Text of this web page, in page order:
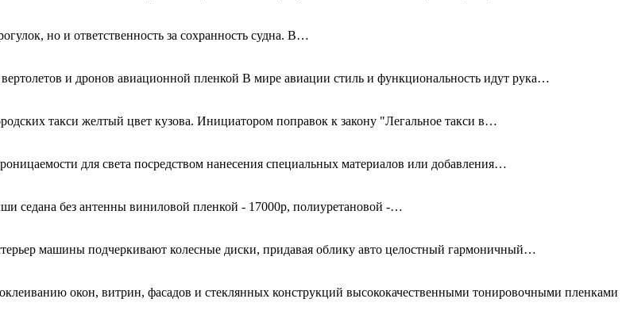
но и ответственность за сохранность судна. В…
и дронов авиационной пленкой В мире авиации стиль и функциональность идут рука…
такси желтый цвет кузова. Инициатором поправок к закону "Легальное такси в…
для света посредством нанесения специальных материалов или добавления…
седана без антенны виниловой пленкой - 17000р, полиуретановой -…
машины подчеркивают колесные диски, придавая облику авто целостный гармоничный…
окон, витрин, фасадов и стеклянных конструкций высококачественными тонировочными пленками